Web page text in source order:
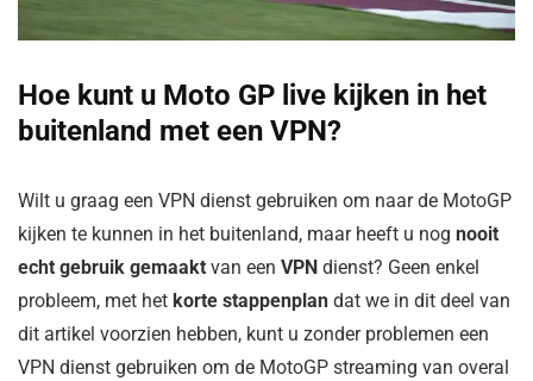
Hoe kunt u Moto GP live kijken in het
buitenland met een VPN?
Wilt u graag een VPN dienst gebruiken om naar de MotoGP
kijken te kunnen in het buitenland, maar heeft u nog nooit
echt gebruik gemaakt van een VPN dienst? Geen enkel
probleem, met het korte stappenplan dat we in dit deel van
dit artikel voorzien hebben, kunt u zonder problemen een
VPN dienst gebruiken om de MotoGP streaming van overal